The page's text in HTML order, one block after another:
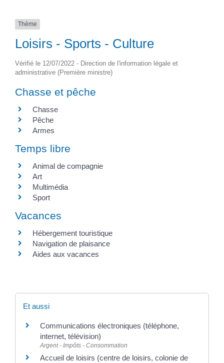
Thème
Loisirs - Sports - Culture
Vérifié le 12/07/2022 - Direction de l'information légale et
administrative (Première ministre)
Chasse et pêche
Chasse
Pêche
Armes
Temps libre
Animal de compagnie
Art
Multimédia
Sport
Vacances
Hébergement touristique
Navigation de plaisance
Aides aux vacances
Et aussi
Communications électroniques (téléphone,
internet, télévision)
Argent - Impôts - Consommation
Accueil de loisirs (centre de loisirs, colonie de